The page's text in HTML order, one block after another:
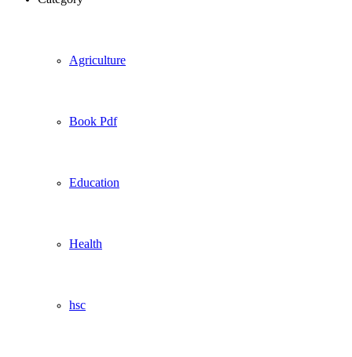
Agriculture
Book Pdf
Education
Health
hsc